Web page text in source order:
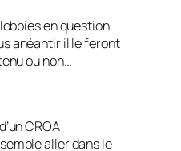
en question
anéantir il le feront
ou non…
CROA
aller dans le